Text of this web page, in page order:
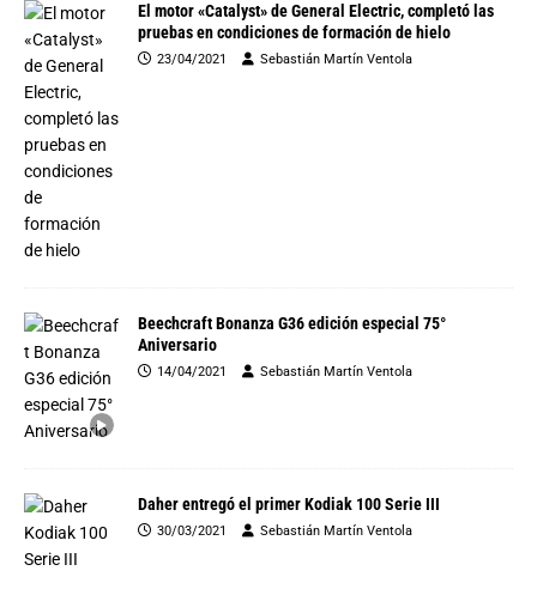
El motor «Catalyst» de General Electric, completó las
pruebas en condiciones de formación de hielo
23/04/2021 Sebastián Martín Ventola
Beechcraft Bonanza G36 edición especial 75°
Aniversario
14/04/2021 Sebastián Martín Ventola
Daher entregó el primer Kodiak 100 Serie III
30/03/2021 Sebastián Martín Ventola